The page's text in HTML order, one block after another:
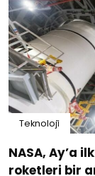
Teknoloji̇
NASA, Ay’a
roketleri bir